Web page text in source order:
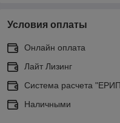
Условия оплаты
Онлайн оплата
Лайт Лизинг
Система расчета
Наличными